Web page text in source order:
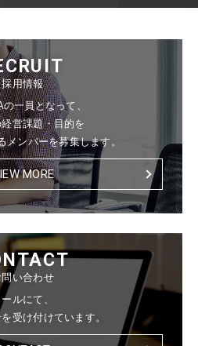
採用情報
一員となって、
営課題・目的を
メンバーを募集します。
MORE
問い合わせ
ルにて、
受け付けています。